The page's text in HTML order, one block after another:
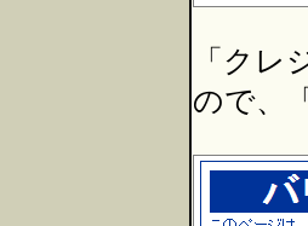
「クレ
ので、